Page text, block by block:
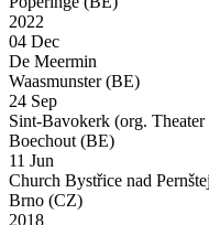
2022
04 Dec
De Meermin
Waasmunster (BE)
24 Sep
Sint-Bavokerk (org.
Boechout (BE)
11 Jun
Church Bystřice nad
Brno (CZ)
2018